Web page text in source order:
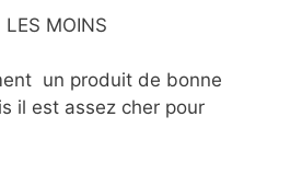
LES MOINS
un produit de bonne
il est assez cher pour